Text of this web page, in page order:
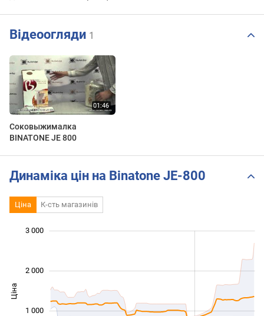
Відеоогляди 1
Соковыжималка
BINATONE JE 800
Динаміка цін на Binatone JE-800
Ціна К-сть магазинів
Ціна
1 000
2 000
3 000